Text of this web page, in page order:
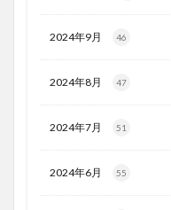
2024年9月 46
2024年8月 47
2024年7月 51
2024年6月 55